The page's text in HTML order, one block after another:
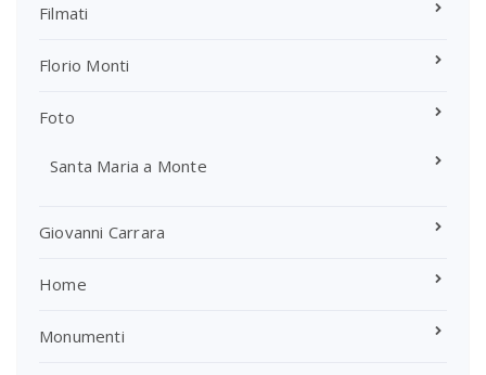
Filmati
Florio Monti
Foto
Santa Maria a Monte
Giovanni Carrara
Home
Monumenti